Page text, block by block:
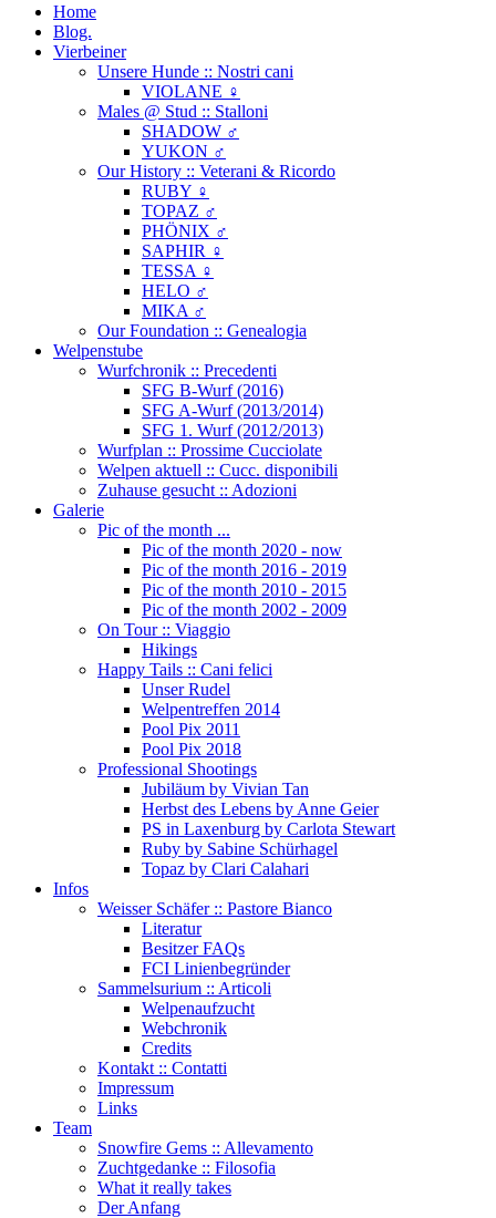
Home
Blog.
Vierbeiner
Unsere Hunde :: Nostri cani
VIOLANE ♀
Males @ Stud :: Stalloni
SHADOW ♂
YUKON ♂
Our History :: Veterani & Ricordo
RUBY ♀
TOPAZ ♂
PHÖNIX ♂
SAPHIR ♀
TESSA ♀
HELO ♂
MIKA ♂
Our Foundation :: Genealogia
Welpenstube
Wurfchronik :: Precedenti
SFG B-Wurf (2016)
SFG A-Wurf (2013/2014)
SFG 1. Wurf (2012/2013)
Wurfplan :: Prossime Cucciolate
Welpen aktuell :: Cucc. disponibili
Zuhause gesucht :: Adozioni
Galerie
Pic of the month ...
Pic of the month 2020 - now
Pic of the month 2016 - 2019
Pic of the month 2010 - 2015
Pic of the month 2002 - 2009
On Tour :: Viaggio
Hikings
Happy Tails :: Cani felici
Unser Rudel
Welpentreffen 2014
Pool Pix 2011
Pool Pix 2018
Professional Shootings
Jubiläum by Vivian Tan
Herbst des Lebens by Anne Geier
PS in Laxenburg by Carlota Stewart
Ruby by Sabine Schürhagel
Topaz by Clari Calahari
Infos
Weisser Schäfer :: Pastore Bianco
Literatur
Besitzer FAQs
FCI Linienbegründer
Sammelsurium :: Articoli
Welpenaufzucht
Webchronik
Credits
Kontakt :: Contatti
Impressum
Links
Team
Snowfire Gems :: Allevamento
Zuchtgedanke :: Filosofia
What it really takes
Der Anfang